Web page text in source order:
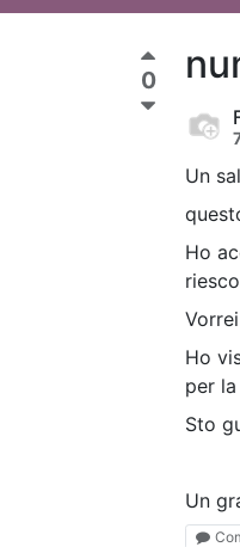
0
Un
Ho
Ho
per
Sto
Un